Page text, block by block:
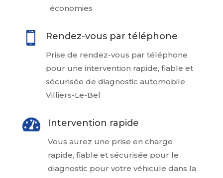
économies
 Rendez-vous par téléphone
Prise de rendez-vous par téléphone
pour une intervention rapide, fiable et
sécurisée de diagnostic automobile
Villiers-Le-Bel
 Intervention rapide
Vous aurez une prise en charge
rapide, fiable et sécurisée pour le
diagnostic pour votre véhicule dans la